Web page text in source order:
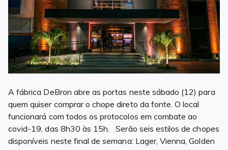
A fábrica DeBron abre as portas neste sábado (12) para
quem quiser comprar o chope direto da fonte. O local
funcionará com todos os protocolos em combate ao
covid-19, das 8h30 às 15h. Serão seis estilos de chopes
disponíveis neste final de semana: Lager, Vienna, Golden